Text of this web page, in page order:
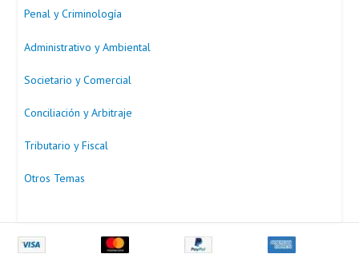
Penal y Criminología
Administrativo y Ambiental
Societario y Comercial
Conciliación y Arbitraje
Tributario y Fiscal
Otros Temas